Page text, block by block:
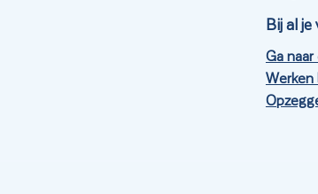
Bij al
Ga
Werken